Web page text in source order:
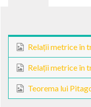
Teorema lui